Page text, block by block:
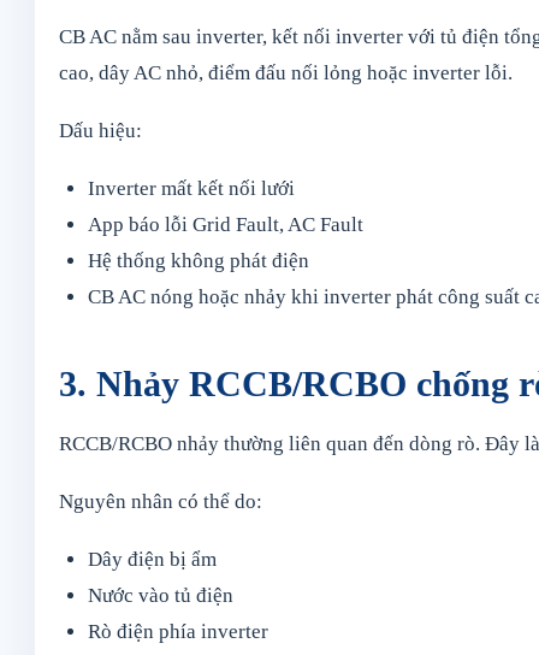
CB AC nằm sau inverter, kết nối inverter với tủ điện
cao, dây AC nhỏ, điểm đấu nối lỏng hoặc inverter lỗi.
Dấu hiệu:
Inverter mất kết nối lưới
App báo lỗi Grid Fault, AC Fault
Hệ thống không phát điện
CB AC nóng hoặc nhảy khi inverter phát công suất
3. Nhảy RCCB/RCBO chống
RCCB/RCBO nhảy thường liên quan đến dòng rò. Đây
Nguyên nhân có thể do:
Dây điện bị ẩm
Nước vào tủ điện
Rò điện phía inverter